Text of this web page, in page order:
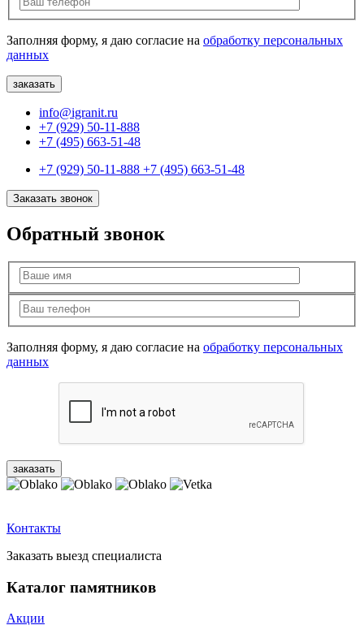
Заполняя форму, я даю согласие на обработку персональных
данных
info@igranit.ru
+7 (929) 50-11-888
+7 (495) 663-51-48
+7 (929) 50-11-888 +7 (495) 663-51-48
Заказать звонок
Обратный звонок
Заполняя форму, я даю согласие на обработку персональных
данных
Контакты
Заказать выезд специалиста
Каталог памятников
Акции